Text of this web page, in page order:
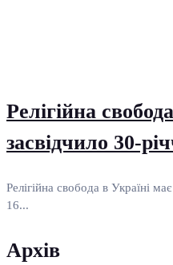
Релігійна
засвідчило 30-
Релігійна свобода в Україні
16...
Архів